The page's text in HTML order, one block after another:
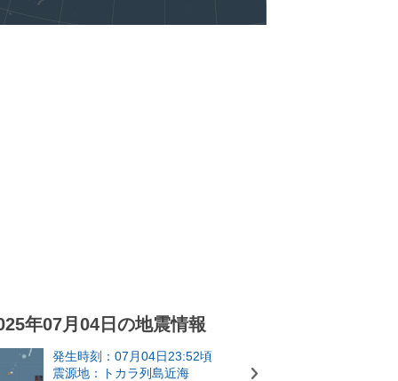
年07月04日の地震情報
発生時刻：07月04日23:52頃
震源地：トカラ列島近海